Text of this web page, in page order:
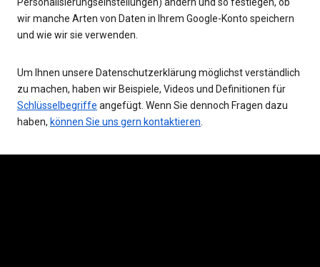
wir manche Arten von Daten in Ihrem Google-Konto speichern
und wie wir sie verwenden.
Um Ihnen unsere Datenschutzerklärung möglichst verständlich
zu machen, haben wir Beispiele, Videos und Definitionen für
Schlüsselbegriffe angefügt. Wenn Sie dennoch Fragen dazu
haben, können Sie uns gern kontaktieren